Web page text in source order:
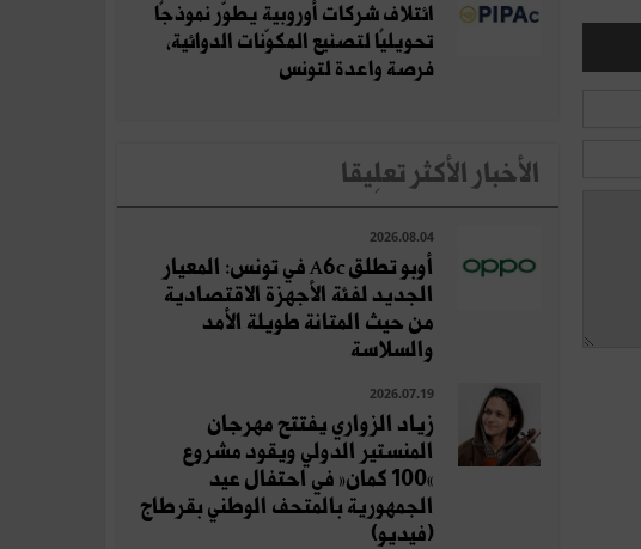
ائتلاف شركات أوروبية يطوّر نموذجًا
تحويليًا لتصنيع المكوّنات الدوائية،
فرصة واعدة لتونس
الأخبار الأكثر تعلِيقا
2026.08.04
أوبو تطلق A6c في تونس: المعيار
الجديد لفئة الأجهزة الاقتصادية
من حيث المتانة طويلة الأمد
والسلاسة
2026.07.19
زياد الزواري يفتتح مهرجان
المنستير الدولي ويقود مشروع
«100 كمان» في احتفال عيد
الجمهورية بالمتحف الوطني بقرطاج
(فيديو)